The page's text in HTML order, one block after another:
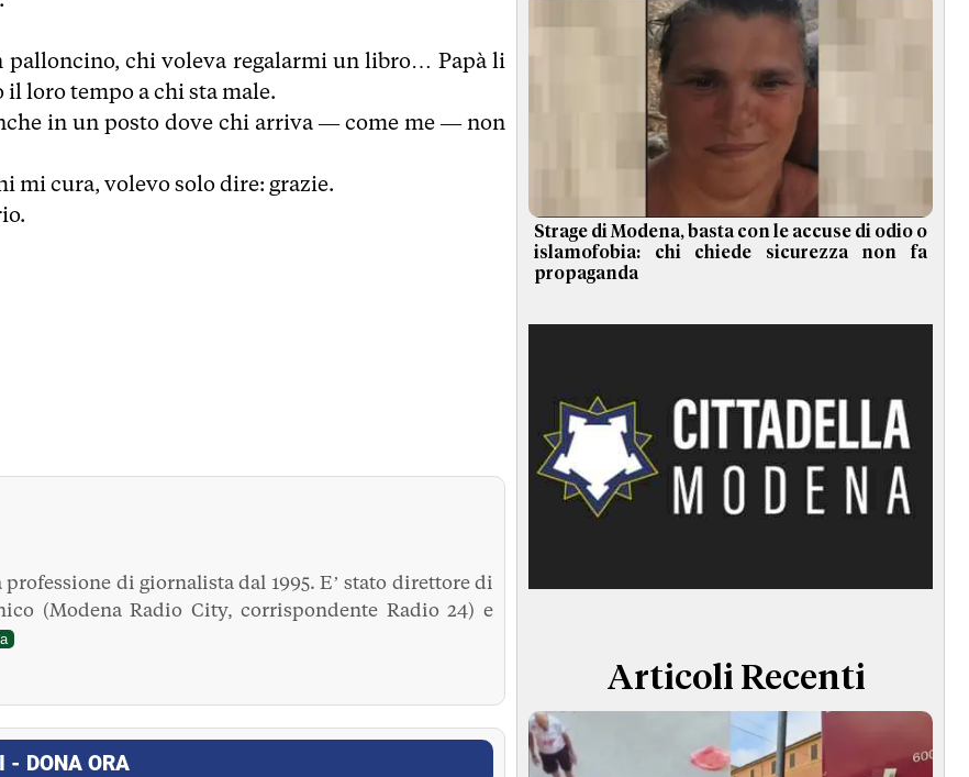
chi voleva regalarmi un libro… Papà li
loro tempo a chi sta male.
in un posto dove chi arriva — come me — non
mi cura, volevo solo dire: grazie.
professione di giornalista dal 1995. E’ stato direttore di
(Modena Radio City, corrispondente Radio 24) e
- DONA ORA
Strage di Modena, basta con le accuse di odio o
islamofobia: chi chiede sicurezza non fa
propaganda
Articoli Recenti